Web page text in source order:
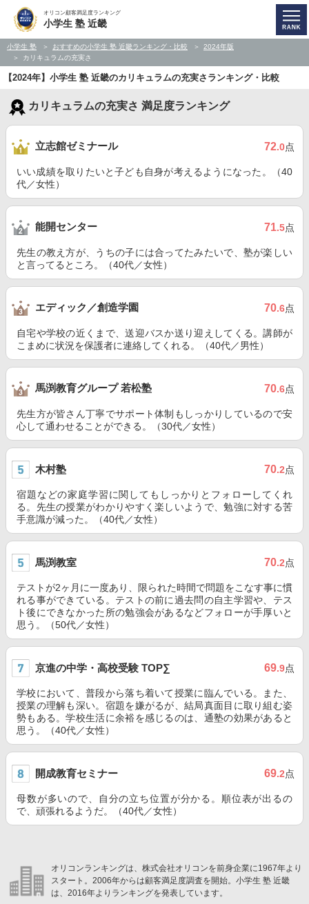
オリコン顧客満足度ランキング
小学生 塾 近畿
小学生 塾 おすすめの小学生 塾 近畿ランキング・比較
2024年版
カリキュラムの充実さ
【2024年】小学生 塾 近畿のカリキュラムの充実さランキング・比較
カリキュラムの充実さ 満足度ランキング
立志館ゼミナール 72.0点
いい成績を取りたいと子ども自身が考えるようになった。（40
代／女性）
能開センター 71.5点
先生の教え方が、うちの子には合ってたみたいで、塾が楽しい
と言ってるところ。（40代／女性）
エディック／創造学園 70.6点
自宅や学校の近くまで、送迎バスか送り迎えしてくる。講師が
こまめに状況を保護者に連絡してくれる。（40代／男性）
馬渕教育グループ 若松塾 70.6点
先生方が皆さん丁寧でサポート体制もしっかりしているので安
心して通わせることができる。（30代／女性）
木村塾 70.2点
宿題などの家庭学習に関してもしっかりとフォローしてくれ
る。先生の授業がわかりやすく楽しいようで、勉強に対する苦
手意識が減った。（40代／女性）
馬渕教室 70.2点
テストが2ヶ月に一度あり、限られた時間で問題をこなす事に慣
れる事ができている。テストの前に過去問の自主学習や、テス
ト後にできなかった所の勉強会があるなどフォローが手厚いと
思う。（50代／女性）
京進の中学・高校受験 TOP∑ 69.9点
学校において、普段から落ち着いて授業に臨んでいる。また、
授業の理解も深い。宿題を嫌がるが、結局真面目に取り組む姿
勢もある。学校生活に余裕を感じるのは、通塾の効果があると
思う。（40代／女性）
開成教育セミナー 69.2点
母数が多いので、自分の立ち位置が分かる。順位表が出るの
で、頑張れるようだ。（40代／女性）
オリコンランキングは、株式会社オリコンを前身企業に1967年より
スタート。2006年からは顧客満足度調査を開始。小学生 塾 近畿
は、2016年よりランキングを発表しています。